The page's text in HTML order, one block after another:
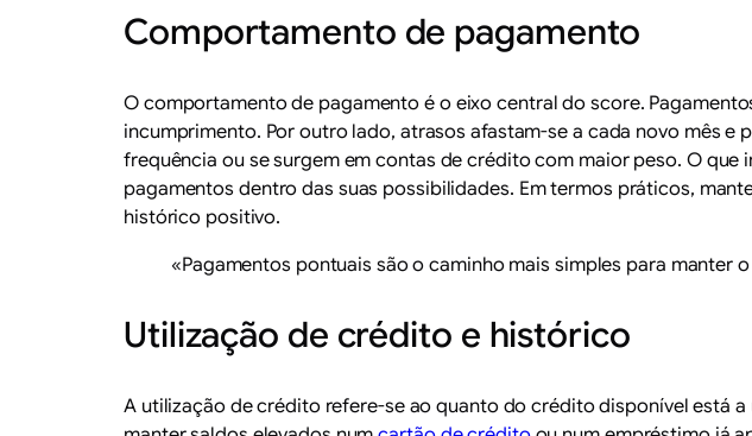
Comportamento de pagamento
O comportamento de pagamento é o eixo central do score.
incumprimento. Por outro lado, atrasos afastam-se a cada novo mês
frequência ou se surgem em contas de crédito com maior peso. O
pagamentos dentro das suas possibilidades. Em termos práticos,
histórico positivo.
«Pagamentos pontuais são o caminho mais simples para manter
Utilização de crédito e histórico
A utilização de crédito refere-se ao quanto do crédito disponível está